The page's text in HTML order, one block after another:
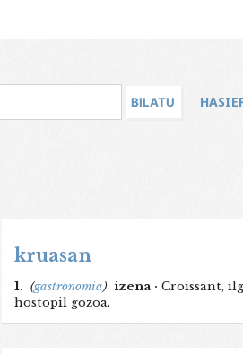
kruasan
1. (gastronomia) izena · Croissant,
hostopil gozoa.